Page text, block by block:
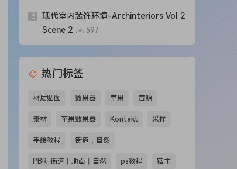
8
现代室内装饰环境-Archinteriors Vol 2
Scene 2
597
热门标签
材质贴图 效果器 苹果 音源
素材 苹果效果器 Kontakt 采样
手绘教程 街道，自然
PBR-街道丨地面丨自然 ps教程 宿主